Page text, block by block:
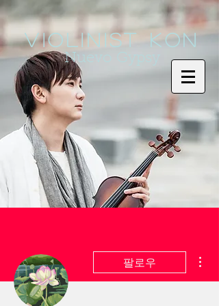
Violinist KoN
Nuevo Gypsy
팔로우